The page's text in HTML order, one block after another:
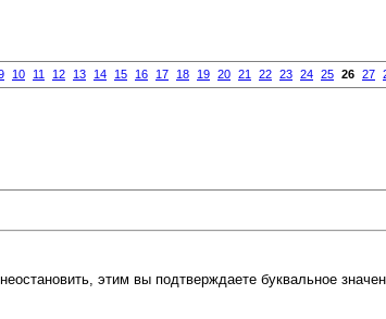
10 11 12 13 14 15 16 17 18 19 20 21 22 23 24 25 26 27
этим вы подтверждаете буквальное